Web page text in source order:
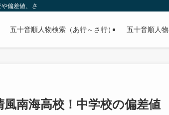
差値、さらに政治家やスポーツ選手などの有名人の学歴
五十音順人物検索（あ行～さ行） 五十音順人
南海高校！中学校の偏差値